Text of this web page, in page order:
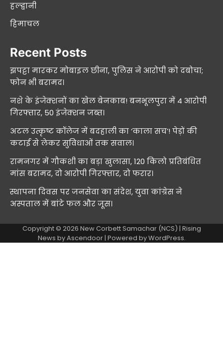
हल्द्वानी
हिमाचल
Recent Posts
झपट्टा मारकर मोबाइल छीना, पुलिस ने आरोपी को दबोचा;
फोन भी बरामद।
नशे के इंजेक्शनों का खेल बेनकाब! बनभूलपुरा में 4 आरोपी
गिरफ्तार, 50 इंजेक्शन जब्त।
अटल उत्कृष्ट कॉलेज में बदहाली का ‘काला सच’! पेड़ों की
कटाई से लेकर सुविधाओं तक सवाल।
रामनगर में गौकशी का बड़ा खुलासा, 120 किलो प्रतिबंधित
मांस बरामद, दो आरोपी गिरफ्तार, दो फरार।
स्थापना दिवस पर जनसेवा का संदेश, युवा कांग्रेस ने
अस्पताल में बांटे फल और जूस।
Copyright © 2026 New Corbett Samachar (NCS) | Rising
News byAscendoor| Powered byWordPress.